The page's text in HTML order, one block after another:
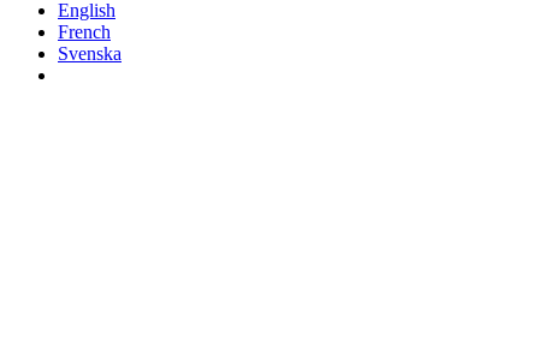
English
French
Svenska